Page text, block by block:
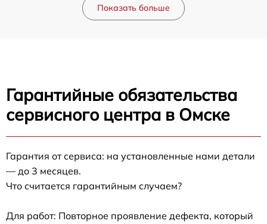
Показать больше
Гарантийные обязательства
сервисного центра в Омске
Гарантия от сервиса: на установленные нами детали
— до 3 месяцев.
Что считается гарантийным случаем?
Для работ: Повторное проявление дефекта, который